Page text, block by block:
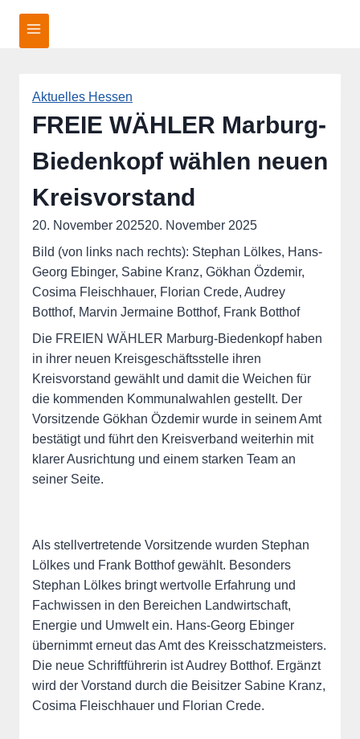
Aktuelles Hessen
FREIE WÄHLER Marburg-
Biedenkopf wählen neuen
Kreisvorstand
20. November 202520. November 2025
Bild (von links nach rechts): Stephan Lölkes, Hans-
Georg Ebinger, Sabine Kranz, Gökhan Özdemir,
Cosima Fleischhauer, Florian Crede, Audrey
Botthof, Marvin Jermaine Botthof, Frank Botthof
Die FREIEN WÄHLER Marburg-Biedenkopf haben
in ihrer neuen Kreisgeschäftsstelle ihren
Kreisvorstand gewählt und damit die Weichen für
die kommenden Kommunalwahlen gestellt. Der
Vorsitzende Gökhan Özdemir wurde in seinem Amt
bestätigt und führt den Kreisverband weiterhin mit
klarer Ausrichtung und einem starken Team an
seiner Seite.
Als stellvertretende Vorsitzende wurden Stephan
Lölkes und Frank Botthof gewählt. Besonders
Stephan Lölkes bringt wertvolle Erfahrung und
Fachwissen in den Bereichen Landwirtschaft,
Energie und Umwelt ein. Hans-Georg Ebinger
übernimmt erneut das Amt des Kreisschatzmeisters.
Die neue Schriftführerin ist Audrey Botthof. Ergänzt
wird der Vorstand durch die Beisitzer Sabine Kranz,
Cosima Fleischhauer und Florian Crede.